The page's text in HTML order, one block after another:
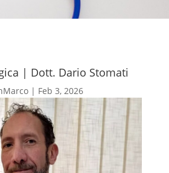
| Dott. Dario Stomati
| Feb 3, 2026